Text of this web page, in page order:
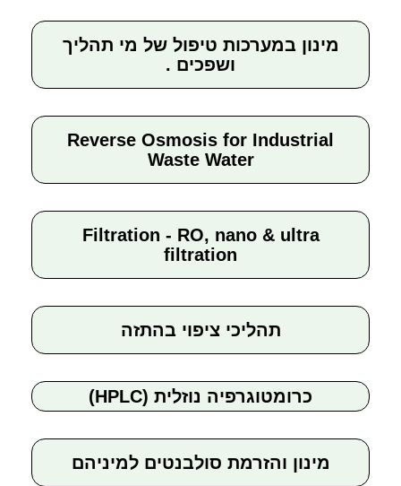
מינון במערכות טיפול של מי תהליך
ושפכים .
Reverse Osmosis for Industrial
Waste Water
Filtration - RO, nano & ultra
filtration
תהליכי ציפוי בהתזה
כרומטוגרפיה נוזלית (HPLC)
מינון והזרמת סולבנטים למיניהם